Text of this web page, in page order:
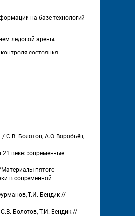
на базе технологий
ледовой арены.
состояния
С.В. Болотов, А.О. Воробьёв,
21 веке: современные
пятого
в современной
Т.И. Бендик //
Болотов, Т.И. Бендик //